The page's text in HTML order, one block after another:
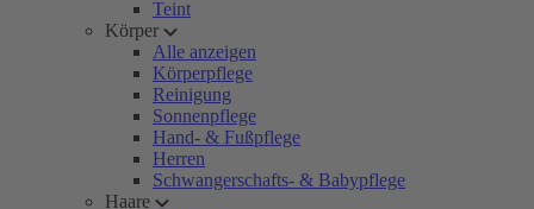
Teint
Körper
Alle anzeigen
Körperpflege
Reinigung
Sonnenpflege
Hand- & Fußpflege
Herren
Schwangerschafts- & Babypflege
Haare